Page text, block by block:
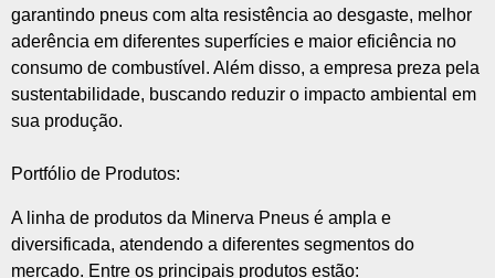
garantindo pneus com alta resistência ao desgaste, melhor
aderência em diferentes superfícies e maior eficiência no
consumo de combustível. Além disso, a empresa preza pela
sustentabilidade, buscando reduzir o impacto ambiental em
sua produção.
Portfólio de Produtos:
A linha de produtos da Minerva Pneus é ampla e
diversificada, atendendo a diferentes segmentos do
mercado. Entre os principais produtos estão: